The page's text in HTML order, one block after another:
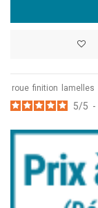
roue finition lamelles
5/5 -